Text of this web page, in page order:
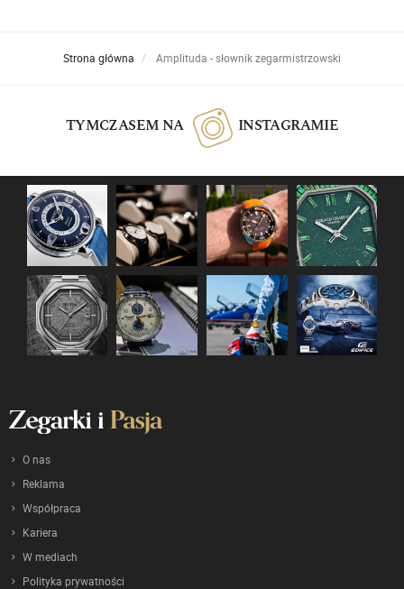
Strona główna Amplituda - słownik zegarmistrzowski
TYMCZASEM NA INSTAGRAMIE
O nas
Reklama
Współpraca
Kariera
W mediach
Polityka prywatności